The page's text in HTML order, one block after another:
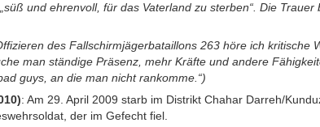
und ehrenvoll, für das Vaterland zu sterben“. Die
des Fallschirmjägerbataillons 263 höre ich kritische
man ständige Präsenz, mehr Kräfte und andere
guys, an die man nicht rankomme.“)
: Am 29. April 2009 starb im Distrikt Chahar Darreh/
der im Gefecht fiel.